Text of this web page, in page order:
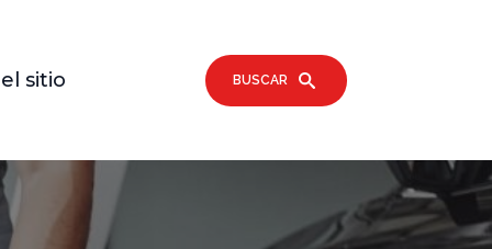
sitio BUSCAR